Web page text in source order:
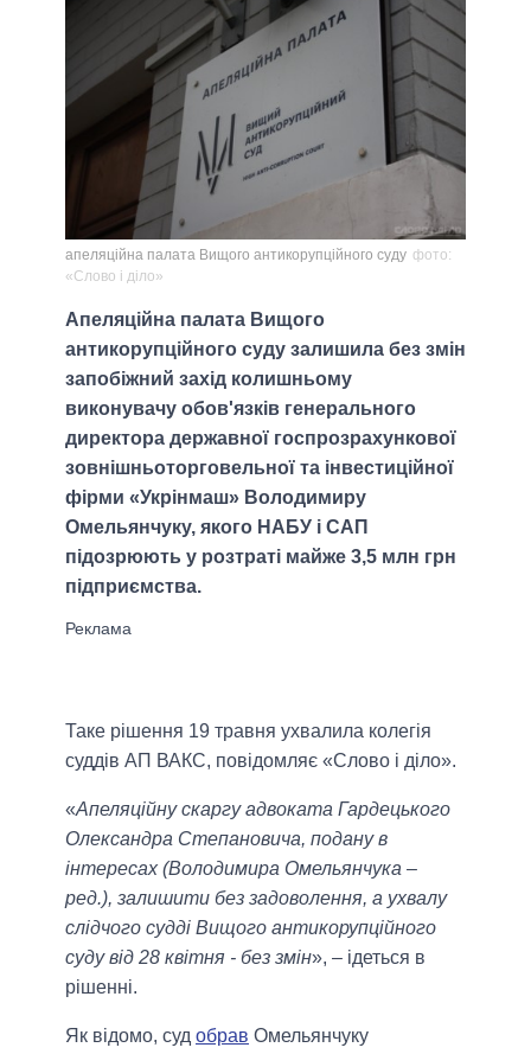
апеляційна палата Вищого антикорупційного суду фото:
«Слово і діло»
Апеляційна палата Вищого
антикорупційного суду залишила без змін
запобіжний захід колишньому
виконувачу обов'язків генерального
директора державної госпрозрахункової
зовнішньоторговельної та інвестиційної
фірми «Укрінмаш» Володимиру
Омельянчуку, якого НАБУ і САП
підозрюють у розтраті майже 3,5 млн грн
підприємства.
Таке рішення 19 травня ухвалила колегія
суддів АП ВАКС, повідомляє «Слово і діло».
«Апеляційну скаргу адвоката Гардецького
Олександра Степановича, подану в
інтересах (Володимира Омельянчука –
ред.), залишити без задоволення, а ухвалу
слідчого судді Вищого антикорупційного
суду від 28 квітня - без змін», – ідеться в
рішенні.
Як відомо, суд обрав Омельянчуку